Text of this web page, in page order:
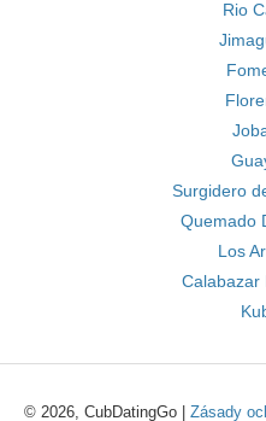
Rio
Surgidero
Quemado
Los
Calabazar
© 2026, CubDatingGo | Zásady